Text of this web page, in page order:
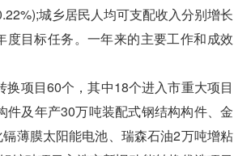
城乡居民人均可支配收入分别增长
目标任务。一年来的主要工作和成效
项目60个，其中18个进入市重大项目
及年产30万吨装配式钢结构构件、金
薄膜太阳能电池、瑞森石油2万吨增粘